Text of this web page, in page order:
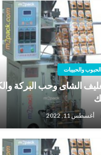
والحبيبات
الشاى وحب البركة
أغسطس 11, 2022